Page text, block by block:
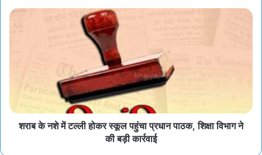
शराब के नशे में टल्ली होकर स्कूल पहुंचा प्रधान पाठक, शिक्षा विभाग ने
की बड़ी कार्रवाई